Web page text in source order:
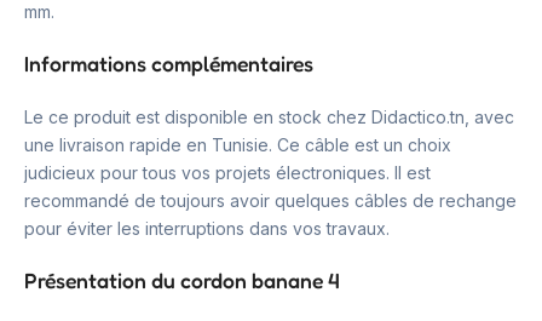
mm.
Informations complémentaires
Le ce produit est disponible en stock chez Didactico.tn, avec
une livraison rapide en Tunisie. Ce câble est un choix
judicieux pour tous vos projets électroniques. Il est
recommandé de toujours avoir quelques câbles de rechange
pour éviter les interruptions dans vos travaux.
Présentation du cordon banane 4